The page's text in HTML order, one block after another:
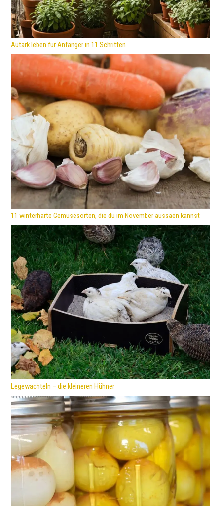
Autark leben für Anfänger in 11 Schritten
11 winterharte Gemüsesorten, die du im November aussäen kannst
Legewachteln – die kleineren Hühner